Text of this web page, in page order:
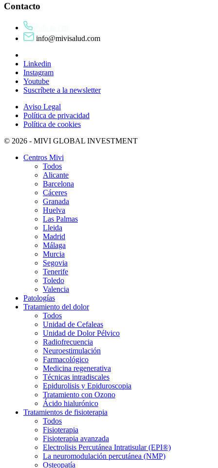
Contacto
info@mivisalud.com
Linkedin
Instagram
Youtube
Suscríbete a la newsletter
Aviso Legal
Política de privacidad
Política de cookies
© 2026 - MIVI GLOBAL INVESTMENT
Centros Mivi
Todos
Alicante
Barcelona
Cáceres
Granada
Huelva
Las Palmas
Lleida
Madrid
Málaga
Murcia
Segovia
Tenerife
Toledo
Valencia
Patologías
Tratamiento del dolor
Todos
Unidad de Cefaleas
Unidad de Dolor Pélvico
Radiofrecuencia
Neuroestimulación
Farmacológico
Medicina regenerativa
Técnicas intradiscales
Epidurolisis y Epiduroscopia
Tratamiento con Ozono
Ácido hialurónico
Tratamientos de fisioterapia
Todos
Fisioterapia
Fisioterapia avanzada
Electrolisis Percutánea Intratisular (EPI®)
La neuromodulación percutánea (NMP)
Osteopatía